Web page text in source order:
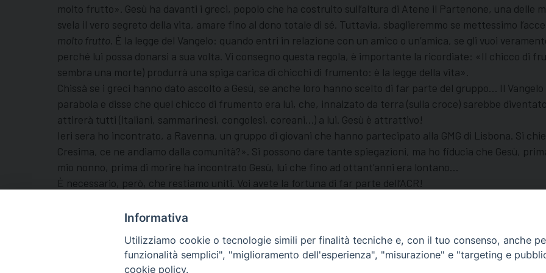
molto frutto». Gesù ha davanti i greci, popolo che ha costruito sull’altura di Atene il Partenone, una delle
svela il vero segreto della vita, amare fino al dono totale di sé. Tuttavia, sbaglieremmo se mettessimo
molto frutto . È la legge del Vangelo: quando entri in relazione con un amico o un’amica, se gli vuoi
perché lui possa donarsi a sua volta. Vi consegno questa regola, è importante la ricordiate: «Il chicco di
sembra una morte) produrrà una spiga carica di chicchi di frumento: è la legge della vita».
Chissà se i greci hanno dato ascolto a Gesù, se anche loro hanno scelto di far parte del gruppo… Il
parabola e disse che quel chicco di frumento era lui, che, innalzato da terra (sulla croce) sarebbe
attirerà tutti (italiani, sammarinesi, congolesi, coreani…) a lui. Gesù è attrattivo!
Ieri sera ho incontrato, a Ravenna, un gruppo di giovani che hanno partecipato alla GMG di Lisbona. Si
Cresima, ce ne andiamo dalla comunità?». Si possono dare tante spiegazioni, ma ho fiducia che Gesù,
mio nonno, prima di morire ha incontrato Gesù, lui che fino ad ottant’anni era lontano…
È necessario, però, che restiamo uniti. Voi avete la fortuna di far parte dell’ACR!
gruppo: sono i ragazzi che raccontano l’incontro con Gesù, come avete fatto voi in questi due giorni.
Informativa
Utilizziamo cookie o tecnologie simili per finalità tecniche e, con il tuo consenso, anche
funzionalità semplici", "miglioramento dell'esperienza", "misurazione" e "targeting e
cookie policy.